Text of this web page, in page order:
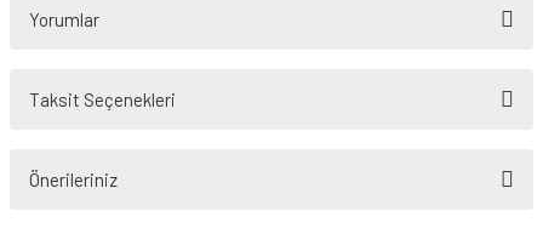
Yorumlar
Taksit Seçenekleri
Önerileriniz